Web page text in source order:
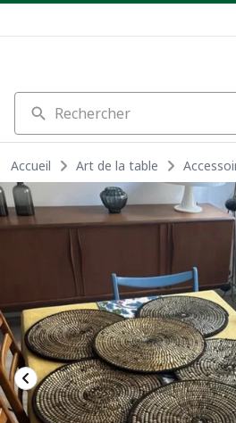
Rechercher
Accueil Art de la table